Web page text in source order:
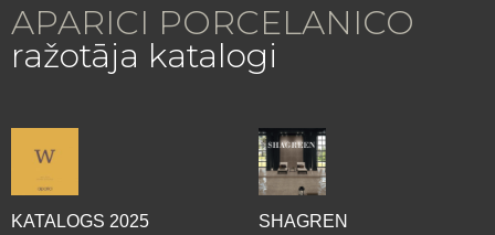
APARICI PORCELANICO
ražotāja katalogi
KATALOGS 2025 SHAGREN